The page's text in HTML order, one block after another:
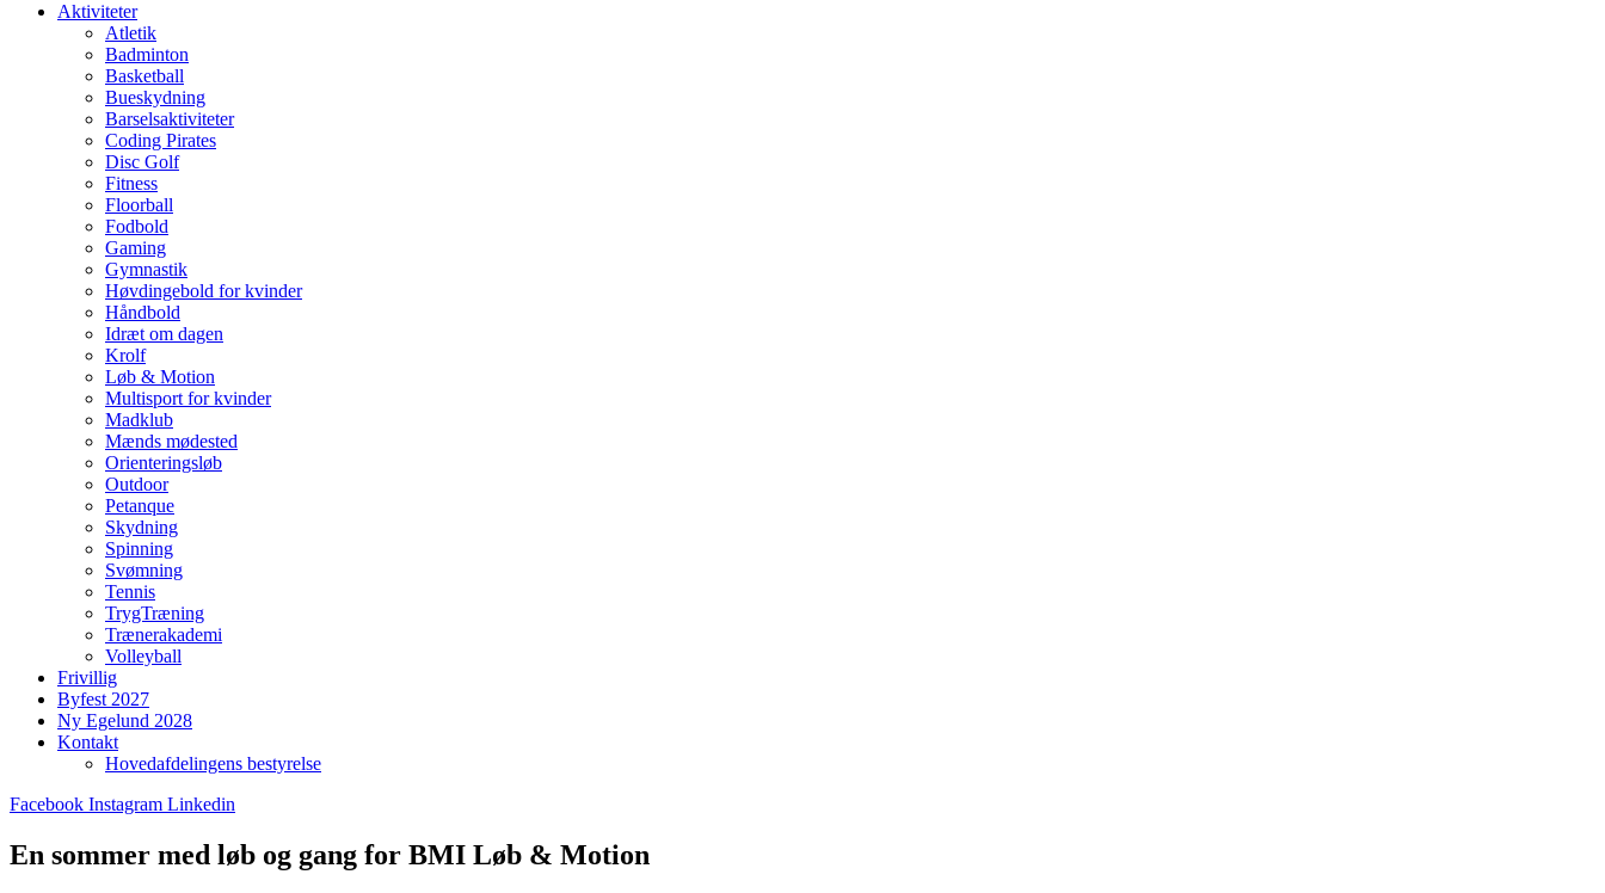
Aktiviteter
Atletik
Badminton
Basketball
Bueskydning
Barselsaktiviteter
Coding Pirates
Disc Golf
Fitness
Floorball
Fodbold
Gaming
Gymnastik
Høvdingebold for kvinder
Håndbold
Idræt om dagen
Krolf
Løb & Motion
Multisport for kvinder
Madklub
Mænds mødested
Orienteringsløb
Outdoor
Petanque
Skydning
Spinning
Svømning
Tennis
TrygTræning
Trænerakademi
Volleyball
Frivillig
Byfest 2027
Ny Egelund 2028
Kontakt
Hovedafdelingens bestyrelse
Facebook Instagram Linkedin
En sommer med løb og gang for BMI Løb & Motion